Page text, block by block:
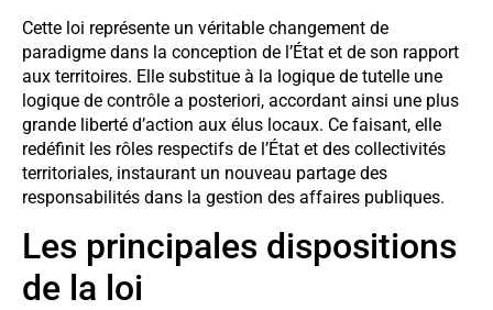
Cette loi représente un véritable changement de
paradigme dans la conception de l’État et de son rapport
aux territoires. Elle substitue à la logique de tutelle une
logique de contrôle a posteriori, accordant ainsi une plus
grande liberté d’action aux élus locaux. Ce faisant, elle
redéfinit les rôles respectifs de l’État et des collectivités
territoriales, instaurant un nouveau partage des
responsabilités dans la gestion des affaires publiques.
Les principales dispositions
de la loi